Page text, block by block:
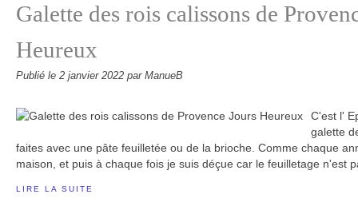
Galette des rois calissons de
Heureux
Publié le 2 janvier 2022 par ManueB
C'est l'
galette
faites avec une pâte feuilletée ou de la brioche. Comme chaque
maison, et puis à chaque fois je suis déçue car le feuilletage n'est
LIRE LA SUITE